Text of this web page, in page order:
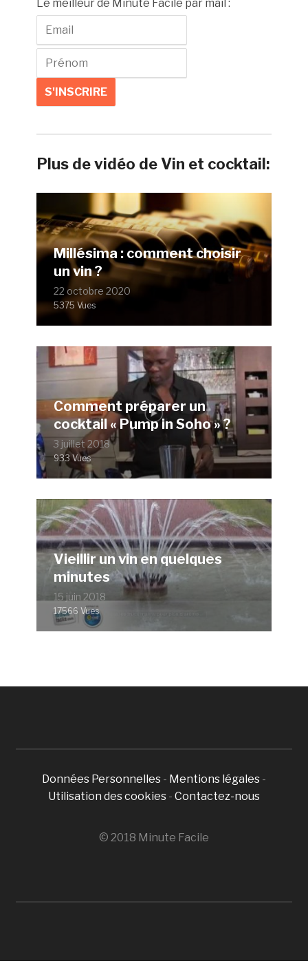
Le meilleur de Minute Facile par mail :
Plus de vidéo de Vin et cocktail:
Millésima : comment choisir
un vin ?
22 octobre 2020
5375 Vues
Comment préparer un
cocktail « Pump in Soho » ?
3 juillet 2018
933 Vues
Vieillir un vin en quelques
minutes
15 juin 2018
17566 Vues
Données Personnelles - Mentions légales -
Utilisation des cookies - Contactez-nous
© 2018 Minute Facile